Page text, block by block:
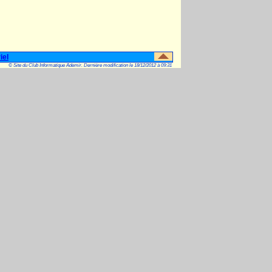
© Site du Club Informatique Ademir. Dernière modification le 18/12/2012 à 09:31